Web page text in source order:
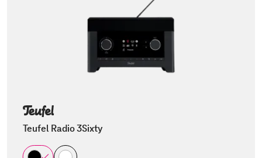
Teufel Radio 3Sixty